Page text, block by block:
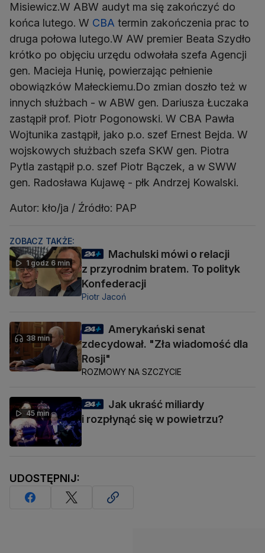
Misiewicz.W ABW audyt ma się zakończyć do
końca lutego. W CBA termin zakończenia prac to
druga połowa lutego.W AW premier Beata Szydło
krótko po objęciu urzędu odwołała szefa Agencji
gen. Macieja Hunię, powierzając pełnienie
obowiązków Małeckiemu.Do zmian doszło też w
innych służbach - w ABW gen. Dariusza Łuczaka
zastąpił prof. Piotr Pogonowski. W CBA Pawła
Wojtunika zastąpił, jako p.o. szef Ernest Bejda. W
wojskowych służbach szefa SKW gen. Piotra
Pytla zastąpił p.o. szef Piotr Bączek, a w SWW
gen. Radosława Kujawę - płk Andrzej Kowalski.
Autor: kło/ja / Źródło: PAP
ZOBACZ TAKŻE:
1 godz 6 min
Machulski mówi o relacji
z przyrodnim bratem. To polityk
Konfederacji
Piotr Jacoń
38 min
Amerykański senat
zdecydował. "Zła wiadomość dla
Rosji"
ROZMOWY NA SZCZYCIE
45 min
Jak ukraść miliardy
i rozpłynąć się w powietrzu?
UDOSTĘPNIJ: